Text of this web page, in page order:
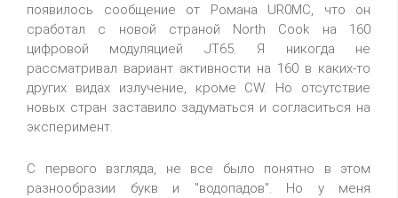
появилось сообщение от Романа UR0MC, что он
сработал с новой страной North Cook на 160
цифровой модуляцией JT65. Я никогда не
рассматривал вариант активности на 160 в каких-то
других видах излучение, кроме CW. Но отсутствие
новых стран заставило задуматься и согласиться на
эксперимент.
С первого взгляда, не все было понятно в этом
разнообразии букв и "водопадов". Но у меня